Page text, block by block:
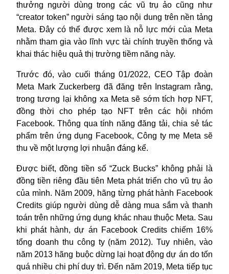
thưởng người dùng trong các vũ trụ ảo cũng như
“creator token” người sáng tạo nội dung trên nền tảng
Meta. Đây có thể được xem là nỗ lực mới của Meta
nhằm tham gia vào lĩnh vực tài chính truyền thống và
khai thác hiệu quả thị trường tiềm năng này.
Trước đó, vào cuối tháng 01/2022, CEO Tập đoàn
Meta Mark Zuckerberg đã đăng trên Instagram rằng,
trong tương lại không xa Meta sẽ sớm tích hợp NFT,
đồng thời cho phép tạo NFT trên các hội nhóm
Facebook. Thông qua tính năng đăng tải, chia sẻ tác
phẩm trên ứng dụng Facebook, Công ty mẹ Meta sẽ
thu về một lượng lợi nhuận đáng kể.
Được biết, đồng tiền số “Zuck Bucks” không phải là
đồng tiền riêng đầu tiên Meta phát triển cho vũ trụ ảo
của mình. Năm 2009, hãng từng phát hành Facebook
Credits giúp người dùng dễ dàng mua sắm và thanh
toán trên những ứng dụng khác nhau thuộc Meta. Sau
khi phát hành, dự án Facebook Credits chiếm 16%
tổng doanh thu công ty (năm 2012). Tuy nhiên, vào
năm 2013 hãng buộc dừng lại hoạt động dự án do tốn
quá nhiều chi phí duy trì. Đến năm 2019, Meta tiếp tục